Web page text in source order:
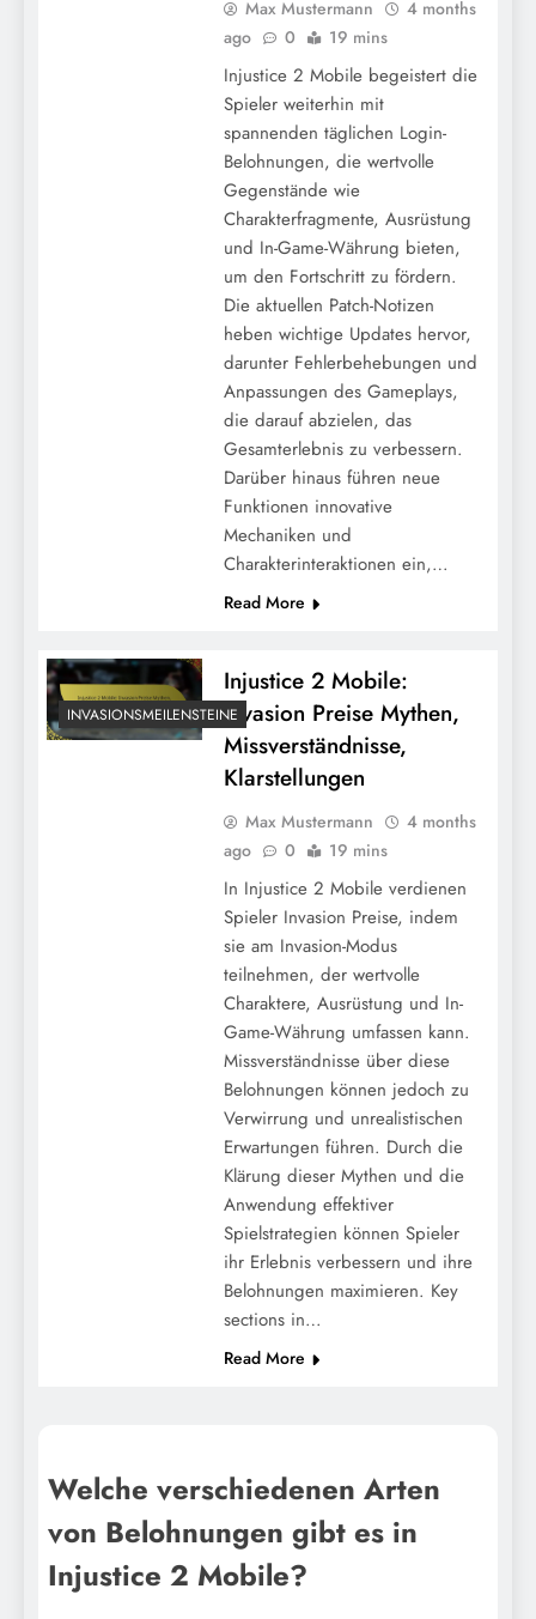
Max Mustermann
4 months
ago
0 19 mins
Injustice 2 Mobile begeistert die
Spieler weiterhin mit
spannenden täglichen Login-
Belohnungen, die wertvolle
Gegenstände wie
Charakterfragmente, Ausrüstung
und In-Game-Währung bieten,
um den Fortschritt zu fördern.
Die aktuellen Patch-Notizen
heben wichtige Updates hervor,
darunter Fehlerbehebungen und
Anpassungen des Gameplays,
die darauf abzielen, das
Gesamterlebnis zu verbessern.
Darüber hinaus führen neue
Funktionen innovative
Mechaniken und
Charakterinteraktionen ein,…
Read More
INVASIONSMEILENSTEINE
Injustice 2 Mobile:
Invasion Preise Mythen,
Missverständnisse,
Klarstellungen
Max Mustermann
4 months
ago
0 19 mins
In Injustice 2 Mobile verdienen
Spieler Invasion Preise, indem
sie am Invasion-Modus
teilnehmen, der wertvolle
Charaktere, Ausrüstung und In-
Game-Währung umfassen kann.
Missverständnisse über diese
Belohnungen können jedoch zu
Verwirrung und unrealistischen
Erwartungen führen. Durch die
Klärung dieser Mythen und die
Anwendung effektiver
Spielstrategien können Spieler
ihr Erlebnis verbessern und ihre
Belohnungen maximieren. Key
sections in…
Read More
Welche verschiedenen Arten
von Belohnungen gibt es in
Injustice 2 Mobile?